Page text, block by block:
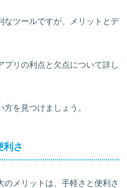
なツールですが、メリットとデ
プリの利点と欠点について詳し
を見つけましょう。
利さ
のメリットは、手軽さと便利さ